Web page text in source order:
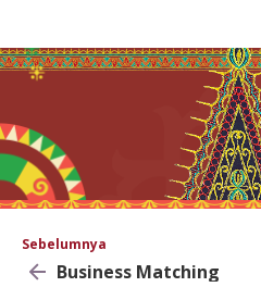
Sebelumnya
Business Matching